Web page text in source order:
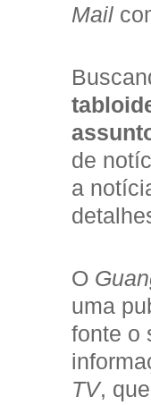
Mail
de
a
O
uma
fonte o
TV,